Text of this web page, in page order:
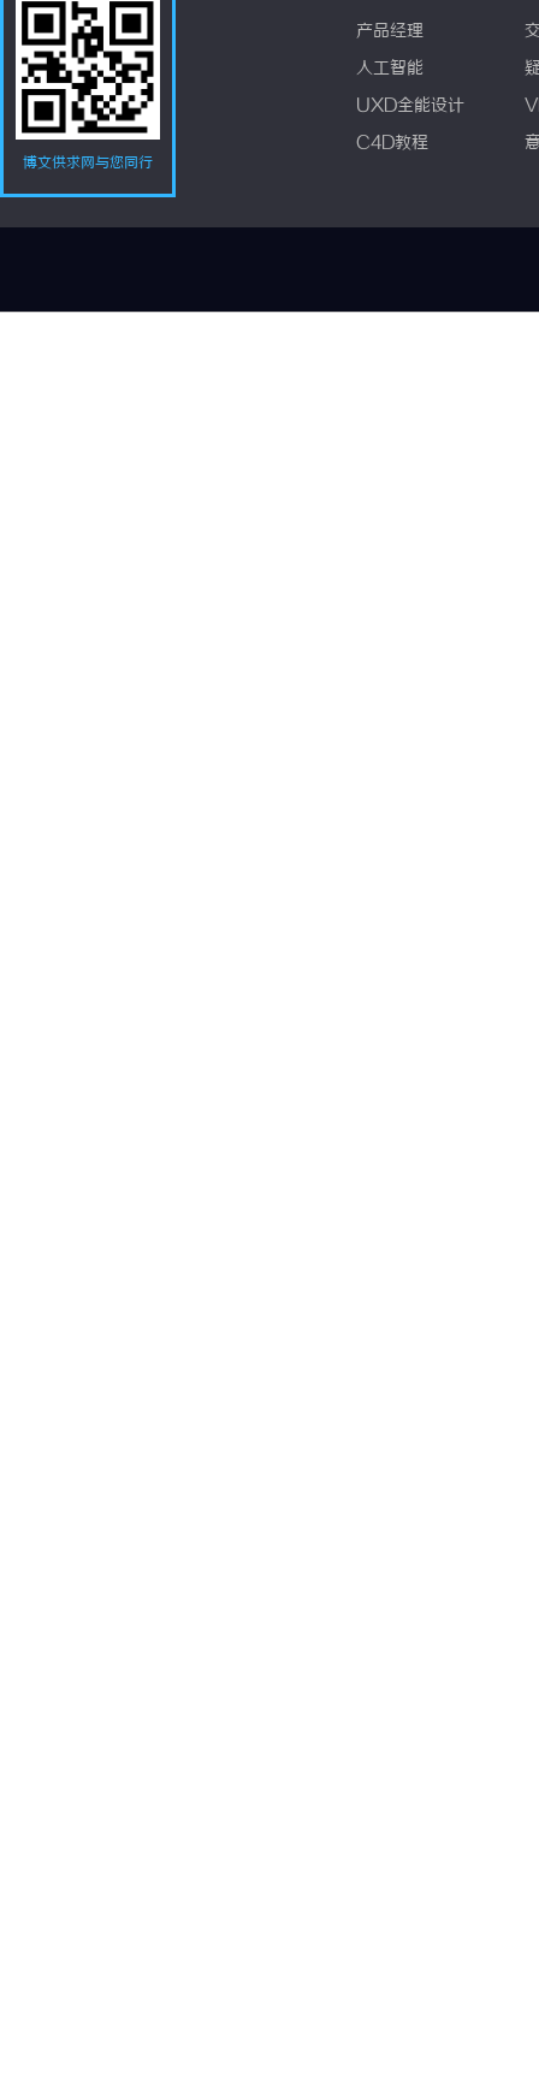
博文供求网与您同行
产品经理
人工智能
UXD全能设计
C4D教程